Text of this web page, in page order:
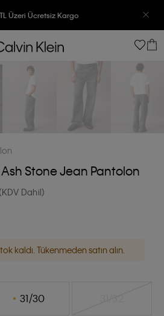
Üzeri Ücretsiz Kargo
Alışverişlerinizde 6 Taksit İmkanı
Stone Jean Pantolon
(KDV Dahil)
kaldı. Tükenmeden satın alın.
31/30